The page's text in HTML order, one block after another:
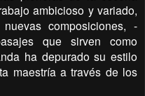
ambicioso y variado,
composiciones, -
que sirven como
ha depurado su estilo
maestría a través de los